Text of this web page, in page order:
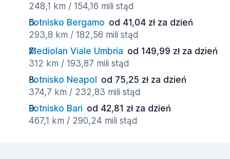
248,1 km / 154,16 mili stąd
Lotnisko Bergamo od 41,04 zł za dzień
293,8 km / 182,56 mili stąd
Mediolan Viale Umbria od 149,99 zł za dzień
312 km / 193,87 mili stąd
Lotnisko Neapol
od 75,25 zł za dzień
374,7 km / 232,83 mili stąd
Lotnisko Bari od 42,81 zł za dzień
467,1 km / 290,24 mili stąd